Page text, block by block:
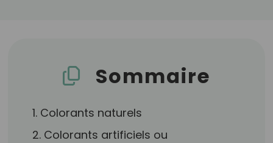
Sommaire
1. Colorants naturels
2. Colorants artificiels ou